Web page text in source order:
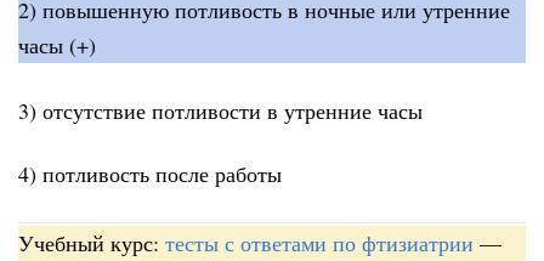
2) повышенную потливость в ночные или утренние
часы (+)
3) отсутствие потливости в утренние часы
4) потливость после работы
Учебный курс: тесты с ответами по фтизиатрии —